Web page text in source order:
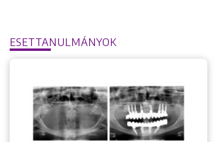
ESETTANULMÁNYOK